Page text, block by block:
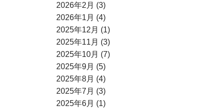
2026年2月 (3)
2026年1月 (4)
2025年12月 (1)
2025年11月 (3)
2025年10月 (7)
2025年9月 (5)
2025年8月 (4)
2025年7月 (3)
2025年6月 (1)